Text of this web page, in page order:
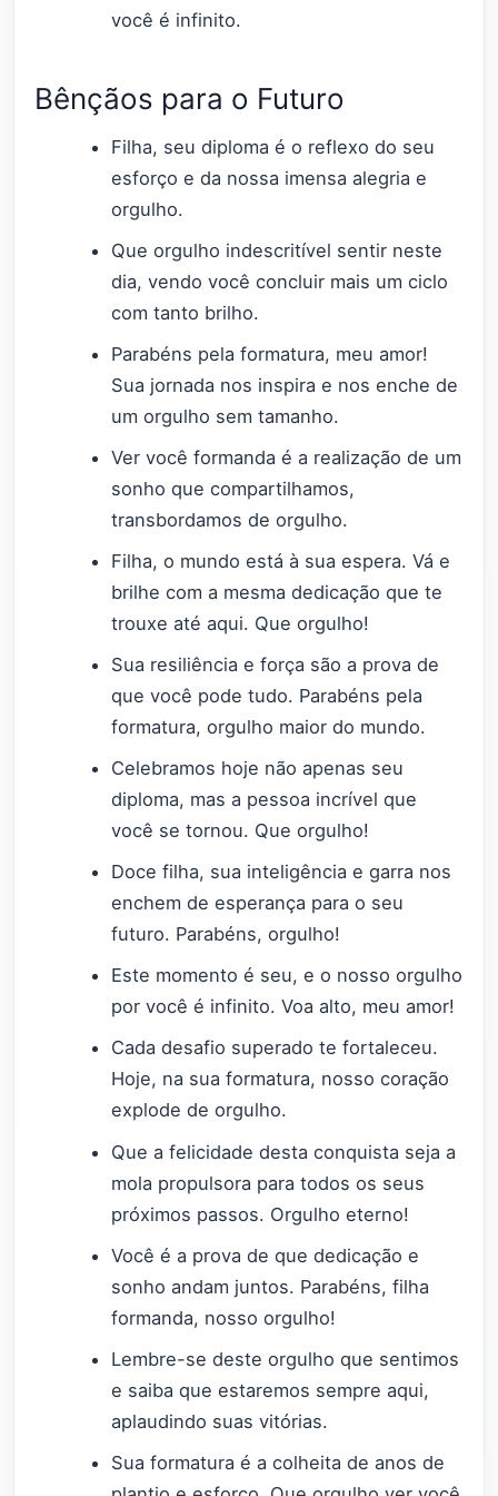
você é infinito.
Bênçãos para o Futuro
Filha, seu diploma é o reflexo do seu
esforço e da nossa imensa alegria e
orgulho.
Que orgulho indescritível sentir neste
dia, vendo você concluir mais um ciclo
com tanto brilho.
Parabéns pela formatura, meu amor!
Sua jornada nos inspira e nos enche de
um orgulho sem tamanho.
Ver você formanda é a realização de um
sonho que compartilhamos,
transbordamos de orgulho.
Filha, o mundo está à sua espera. Vá e
brilhe com a mesma dedicação que te
trouxe até aqui. Que orgulho!
Sua resiliência e força são a prova de
que você pode tudo. Parabéns pela
formatura, orgulho maior do mundo.
Celebramos hoje não apenas seu
diploma, mas a pessoa incrível que
você se tornou. Que orgulho!
Doce filha, sua inteligência e garra nos
enchem de esperança para o seu
futuro. Parabéns, orgulho!
Este momento é seu, e o nosso orgulho
por você é infinito. Voa alto, meu amor!
Cada desafio superado te fortaleceu.
Hoje, na sua formatura, nosso coração
explode de orgulho.
Que a felicidade desta conquista seja a
mola propulsora para todos os seus
próximos passos. Orgulho eterno!
Você é a prova de que dedicação e
sonho andam juntos. Parabéns, filha
formanda, nosso orgulho!
Lembre-se deste orgulho que sentimos
e saiba que estaremos sempre aqui,
aplaudindo suas vitórias.
Sua formatura é a colheita de anos de